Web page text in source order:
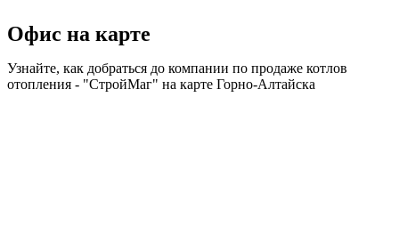
Офис на карте
Узнайте, как добраться до компании по продаже котлов
отопления - "СтройМаг" на карте Горно-Алтайска